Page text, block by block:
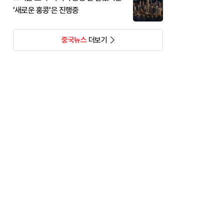
'새로운 홍콩'은 진행중
중국뉴스더보기